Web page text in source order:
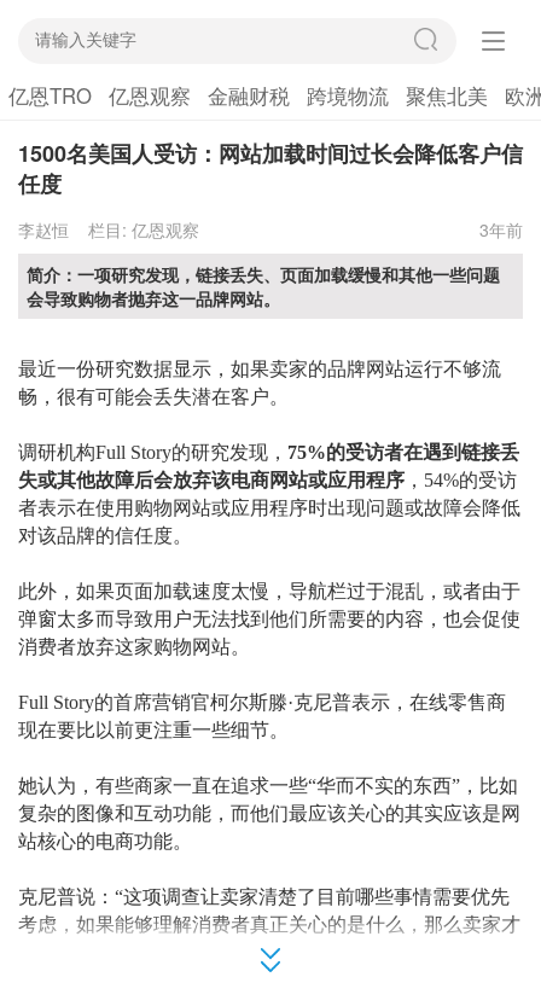
亿恩TRO 亿恩观察 金融财税 跨境物流 聚焦北美 欧
1500名美国人受访：网站加载时间过长会降低客户信
任度
李赵恒 栏目: 亿恩观察
3年前
简介：一项研究发现，链接丢失、页面加载缓慢和其他一些问题
会导致购物者抛弃这一品牌网站。
最近一份研究数据显示，如果卖家的品牌网站运行不够流
畅，很有可能会丢失潜在客户。
调研机构Full Story的研究发现， 75%的受访者在遇到链接丢
失或其他故障后会放弃该电商网站或应用程序 ，54%的受访
者表示在使用购物网站或应用程序时出现问题或故障会降低
对该品牌的信任度。
此外，如果页面加载速度太慢，导航栏过于混乱，或者由于
弹窗太多而导致用户无法找到他们所需要的内容，也会促使
消费者放弃这家购物网站。
Full Story的首席营销官柯尔斯滕·克尼普表示，在线零售商
现在要比以前更注重一些细节。
她认为，有些商家一直在追求一些“华而不实的东西”，比如
复杂的图像和互动功能，而他们最应该关心的其实应该是网
站核心的电商功能。
克尼普说： “这项调查让卖家清楚了目前哪些事情需要优先
考虑，如果能够理解消费者真正关心的是什么，那么卖家才